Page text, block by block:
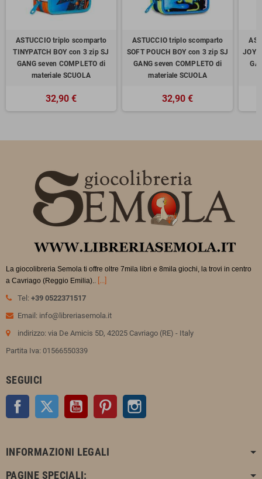
ASTUCCIO triplo scomparto
TINYPATCH BOY con 3 zip SJ
GANG seven COMPLETO di
materiale SCUOLA
32,90 €
ASTUCCIO triplo scomparto
SOFT POUCH BOY con 3 zip SJ
GANG seven COMPLETO di
materiale SCUOLA
32,90 €
La giocolibreria Semola ti offre oltre 7mila libri e 8mila giochi, la trovi in centro
a Cavriago (Reggio Emilia).. [...]
Tel: +39 0522371517
Email: info@libreriasemola.it
indirizzo: via De Amicis 5D, 42025 Cavriago (RE) - Italy
Partita Iva: 01566550339
SEGUICI
Facebook Twitter YouTube Pinterest
INFORMAZIONI LEGALI
PAGINE SPECIALI: